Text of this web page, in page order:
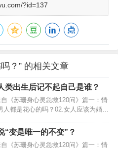
?id=137
？” 的相关文章
类出生后记不起自己是谁？
《苏珊身心灵急救120问》篇一：情
人都是花心的吗？02.女人应该为婚姻
“变是唯一的不变”？
《苏珊身心灵急救120问》篇一：情